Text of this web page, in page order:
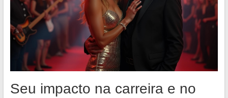
Seu impacto na carreira e no